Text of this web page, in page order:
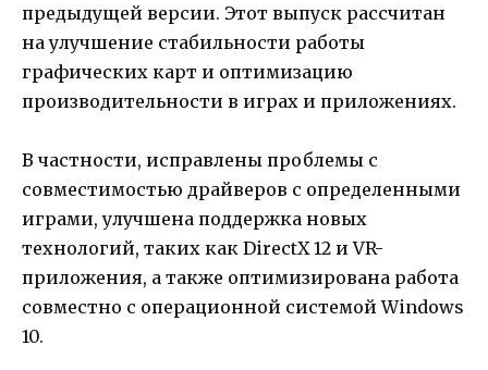
предыдущей версии. Этот выпуск рассчитан
на улучшение стабильности работы
графических карт и оптимизацию
производительности в играх и приложениях.
В частности, исправлены проблемы с
совместимостью драйверов с определенными
играми, улучшена поддержка новых
технологий, таких как DirectX 12 и VR-
приложения, а также оптимизирована работа
совместно с операционной системой Windows
10.